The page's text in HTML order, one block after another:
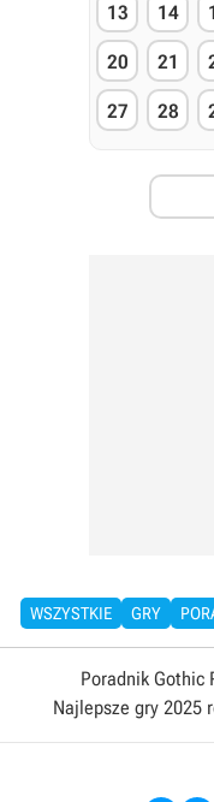
13 14
20 21
27 28
WSZYSTKIE GRY
Poradnik Gothic
Najlepsze gry 2025